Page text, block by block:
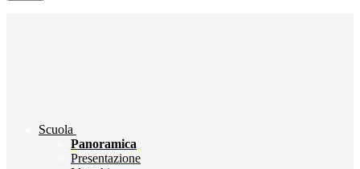
Scuola
Panoramica
Presentazione